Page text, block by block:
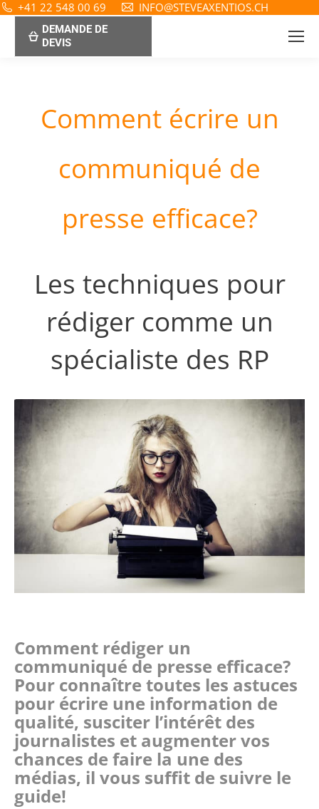
+41 22 548 00 69 INFO@STEVEAXENTIOS.CH
DEMANDE DE
DEVIS
Comment écrire un
communiqué de
presse efficace?
Les techniques pour
rédiger comme un
spécialiste des RP
Comment rédiger un
communiqué de presse efficace?
Pour connaître toutes les astuces
pour écrire une information de
qualité, susciter l’intérêt des
journalistes et augmenter vos
chances de faire la une des
médias, il vous suffit de suivre le
guide!